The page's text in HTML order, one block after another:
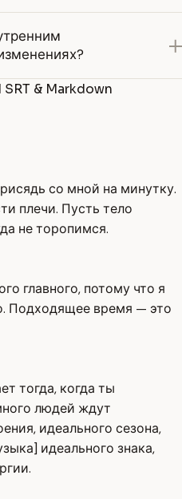
& Markdown
со мной на минутку.
плечи. Пусть тело
не торопимся.
главного, потому что я
Подходящее время — это
тогда, когда ты
людей ждут
идеального сезона,
идеального знака,